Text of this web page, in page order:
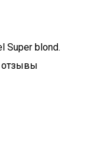
Super blond.
отзывы